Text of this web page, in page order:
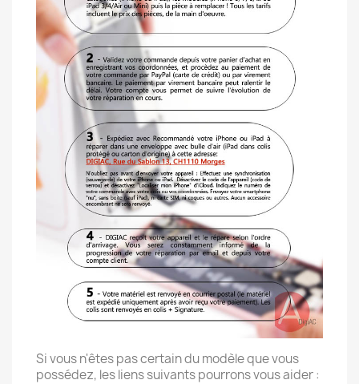
Si vous n'êtes pas certain du modèle que vous
possédez, les liens suivants pourrons vous aider :